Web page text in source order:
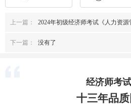
上一篇： 2024年初级经济师考试《人力资源
下一篇： 没有了
经济师考
十三年品